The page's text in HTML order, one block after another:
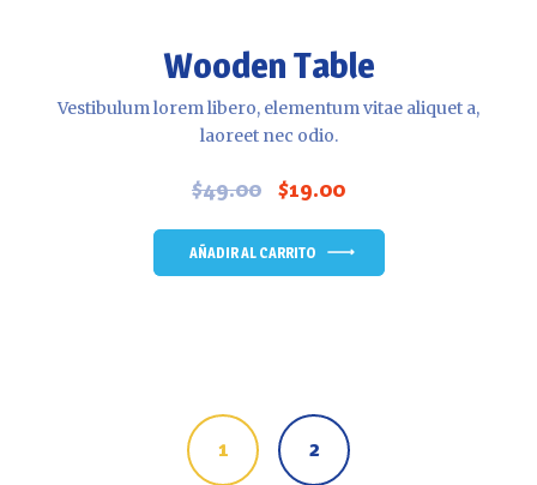
Wooden Table
Vestibulum lorem libero, elementum vitae aliquet a,
laoreet nec odio.
$49.00
El
original
$19.00
AÑADIR AL CARRITO
1 2